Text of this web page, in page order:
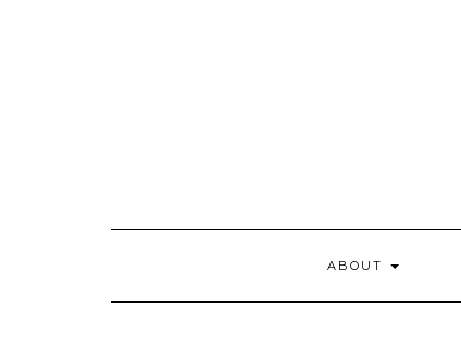
ABOUT